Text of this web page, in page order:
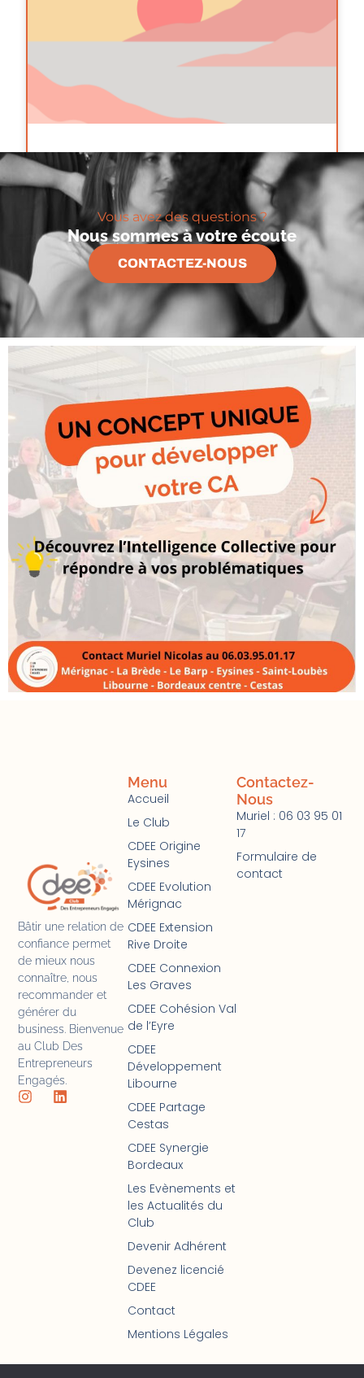
Bel été à tous
Lire La Suite
Vous avez des questions ?
Nous sommes à votre écoute
CONTACTEZ-NOUS
Bâtir une relation de
confiance permet
de mieux nous
connaître, nous
recommander et
générer du
business. Bienvenue
au Club Des
Entrepreneurs
Engagés.
Menu
Accueil
Le Club
CDEE Origine
Eysines
CDEE Evolution
Mérignac
CDEE Extension
Rive Droite
CDEE Connexion
Les Graves
CDEE Cohésion Val
de l’Eyre
CDEE
Développement
Libourne
CDEE Partage
Cestas
CDEE Synergie
Bordeaux
Les Evènements et
les Actualités du
Club
Devenir Adhérent
Devenez licencié
CDEE
Contact
Mentions Légales
Contactez-
Nous
Muriel : 06 03 95 01
17
Formulaire de
contact